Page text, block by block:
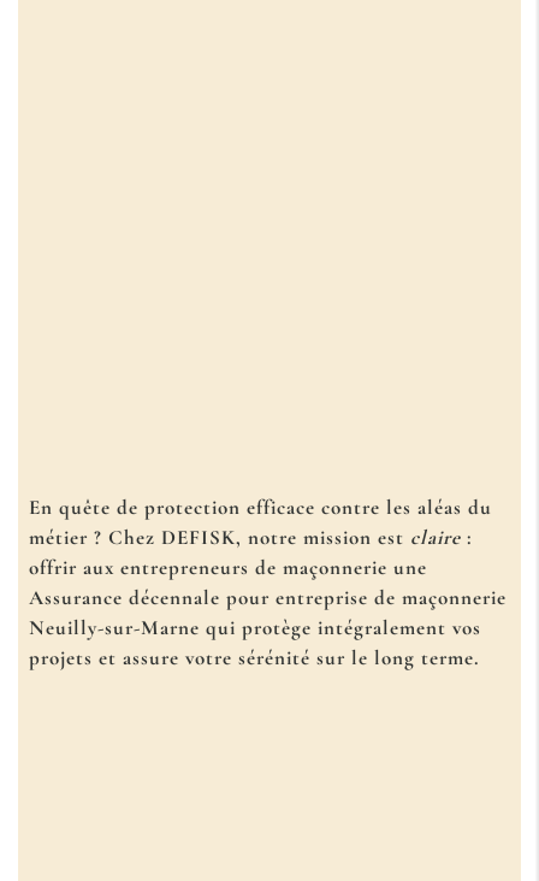
En quête de protection efficace contre les aléas du
métier ? Chez DEFISK, notre mission est claire:
offrir aux entrepreneurs de maçonnerie une
Assurance décennale pour entreprise de maçonnerie
Neuilly-sur-Marne qui protège intégralement vos
projets et assure votre sérénité sur le long terme.